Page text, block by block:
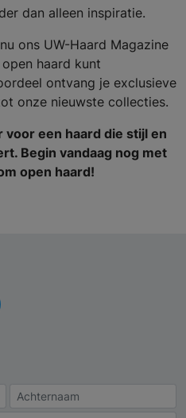
dan alleen inspiratie.
ons UW-Haard Magazine
haard kunt
ontvang je exclusieve
onze nieuwste collecties.
een haard die stijl en
Begin vandaag nog met
open haard!